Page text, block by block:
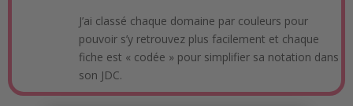
J’ai classé chaque domaine par couleurs pour
pouvoir s’y retrouvez plus facilement et chaque
fiche est « codée » pour simplifier sa notation dans
son JDC.